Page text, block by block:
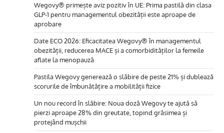
Wegovy® primește aviz pozitiv în UE: Prima pastilă din clasa
GLP-1 pentru managementul obezității este aproape de
aprobare
Date ECO 2026: Eficacitatea Wegovy® în managementul
obezității, reducerea MACE și a comorbidităților la femeile
aflate la menopauză
Pastila Wegovy generează o slăbire de peste 21% și dublează
scorurile de îmbunătățire a mobilității fizice
Un nou record în slăbire: Noua doză Wegovy te ajută să
pierzi aproape 28% din greutate, topind grăsimea și
protejând mușchii